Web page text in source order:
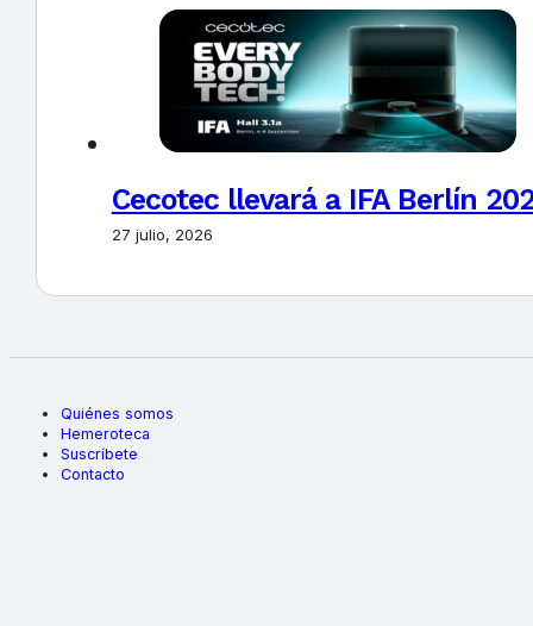
Cecotec llevará a IFA Berlín
27 julio, 2026
Quiénes somos
Hemeroteca
Suscríbete
Contacto